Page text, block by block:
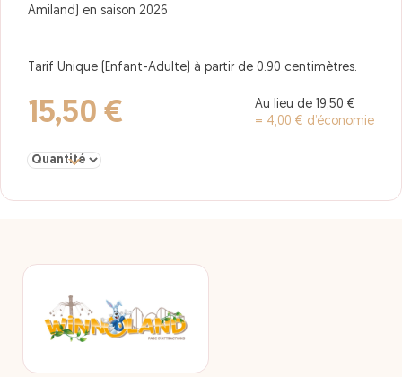
Amiland) en saison 2026
Tarif Unique (Enfant-Adulte) à partir de 0.90 centimètres.
15,50 €
Au lieu de 19,50 €
= 4,00 € d’économie
Sélectionner la quantité pour Winnoland ex Babyland- Amiland